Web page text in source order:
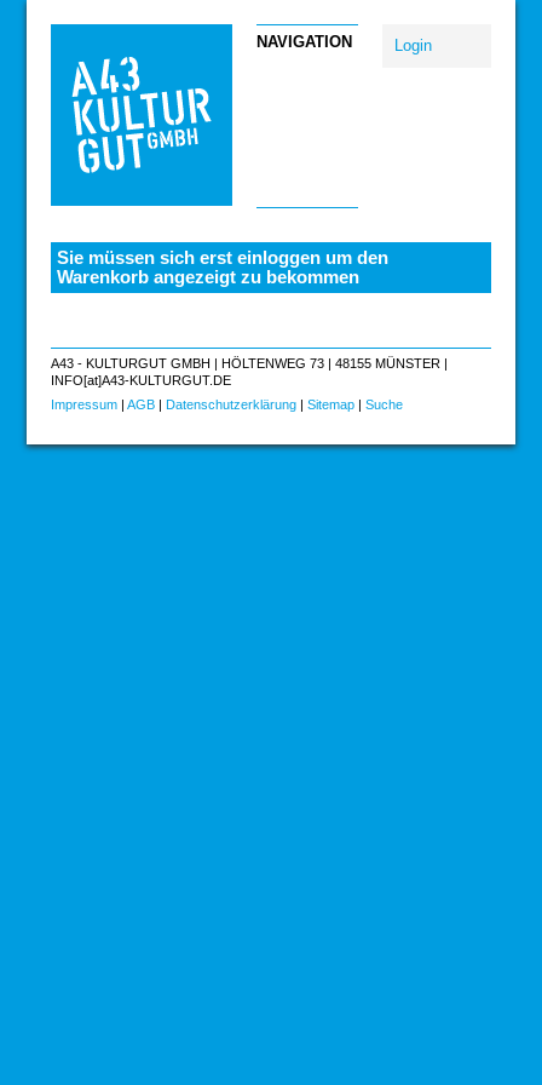
NAVIGATION Login
Sie müssen sich erst einloggen um den
Warenkorb angezeigt zu bekommen
A43 - KULTURGUT GMBH | HÖLTENWEG 73 | 48155 MÜNSTER |
INFO[at]A43-KULTURGUT.DE
Impressum |AGB |Datenschutzerklärung |Sitemap |Suche